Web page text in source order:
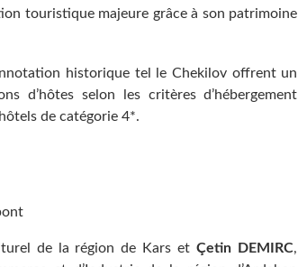
touristique majeure grâce à son patrimoine
historique tel le Chekilov offrent un
d’hôtes selon les critères d’hébergement
de catégorie 4*.
de la région de Kars etÇetin DEMIRC,